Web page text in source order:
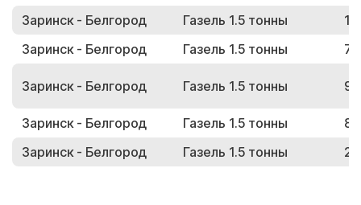
Заринск - Белгород
Газель 1.5 тонны
Заринск - Белгород
Газель 1.5 тонны
Заринск - Белгород Газель 1.5 тонны
Заринск - Белгород Газель 1.5 тонны
Заринск - Белгород
Газель 1.5 тонны